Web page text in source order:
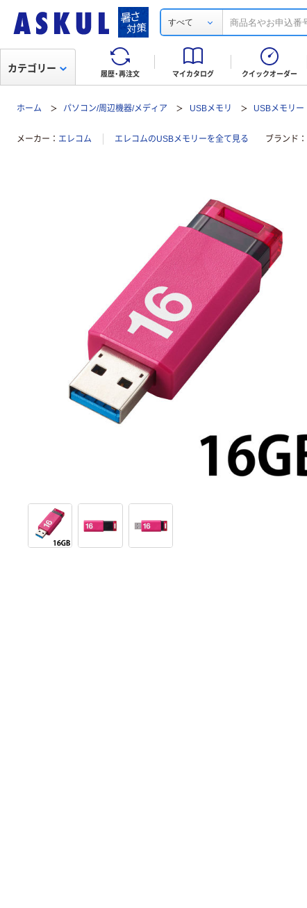
すべて
履歴・再注文 マイカタログ クイックオーダー
カテゴリー
ホーム パソコン/周辺機器/メディア USBメモリ USBメモリー
メーカー エレコム エレコムのUSBメモリーを全て見る ブランド